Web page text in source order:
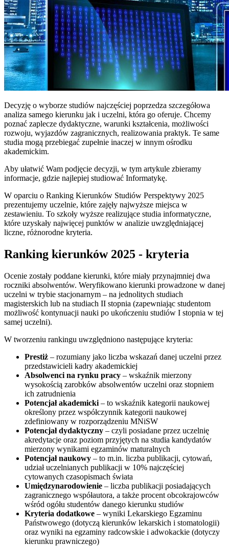
Decyzję o wyborze studiów najczęściej poprzedza szczegółowa
analiza samego kierunku jak i uczelni, która go oferuje. Chcemy
poznać zaplecze dydaktyczne, warunki kształcenia, możliwości
rozwoju, wyjazdów zagranicznych, realizowania praktyk. Te same
studia mogą przebiegać zupełnie inaczej w innym ośrodku
akademickim.
Aby ułatwić Wam podjęcie decyzji, w tym artykule zbieramy
informacje, gdzie najlepiej studiować Informatykę.
W oparciu o Ranking Kierunków Studiów Perspektywy 2025
prezentujemy uczelnie, które zajęły najwyższe miejsca w
zestawieniu. To szkoły wyższe realizujące studia informatyczne,
które uzyskały najwięcej punktów w analizie uwzględniającej
liczne, różnorodne kryteria.
Ranking kierunków 2025 - kryteria
Ocenie zostały poddane kierunki, które miały przynajmniej dwa
roczniki absolwentów. Weryfikowano kierunki prowadzone w danej
uczelni w trybie stacjonarnym – na jednolitych studiach
magisterskich lub na studiach II stopnia (zapewniając studentom
możliwość kontynuacji nauki po ukończeniu studiów I stopnia w tej
samej uczelni).
W tworzeniu rankingu uwzględniono następujące kryteria:
Prestiż – rozumiany jako liczba wskazań danej uczelni przez
przedstawicieli kadry akademickiej
Absolwenci na rynku pracy – wskaźnik mierzony
wysokością zarobków absolwentów uczelni oraz stopniem
ich zatrudnienia
Potencjał akademicki – to wskaźnik kategorii naukowej
określony przez współczynnik kategorii naukowej
zdefiniowany w rozporządzeniu MNiSW
Potencjał dydaktyczny – czyli posiadane przez uczelnię
akredytacje oraz poziom przyjętych na studia kandydatów
mierzony wynikami egzaminów maturalnych
Potencjał naukowy – to m.in. liczba publikacji, cytowań,
udział uczelnianych publikacji w 10% najczęściej
cytowanych czasopismach świata
Umiędzynarodowienie – liczba publikacji posiadających
zagranicznego współautora, a także procent obcokrajowców
wśród ogółu studentów danego kierunku studiów
Kryteria dodatkowe – wyniki Lekarskiego Egzaminu
Państwowego (dotyczą kierunków lekarskich i stomatologii)
oraz wyniki na egzaminy radcowskie i adwokackie (dotyczy
kierunku prawniczego)